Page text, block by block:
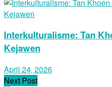
Interkulturalisme: Tan
Kejawen
April 24, 2026
Next Post